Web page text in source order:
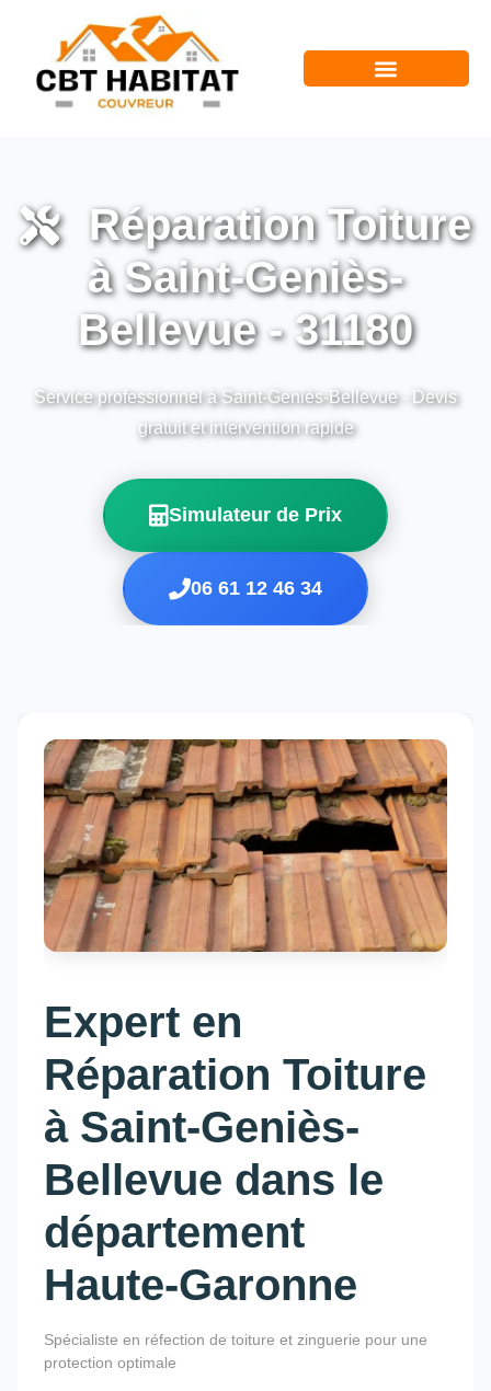
Réparation Toiture
à Saint-Geniès-
Bellevue - 31180
Service professionnel à Saint-Geniès-Bellevue - Devis
gratuit et intervention rapide
Simulateur de Prix
06 61 12 46 34
Expert en
Réparation Toiture
à Saint-Geniès-
Bellevue dans le
département
Haute-Garonne
Spécialiste en réfection de toiture et zinguerie pour une
protection optimale